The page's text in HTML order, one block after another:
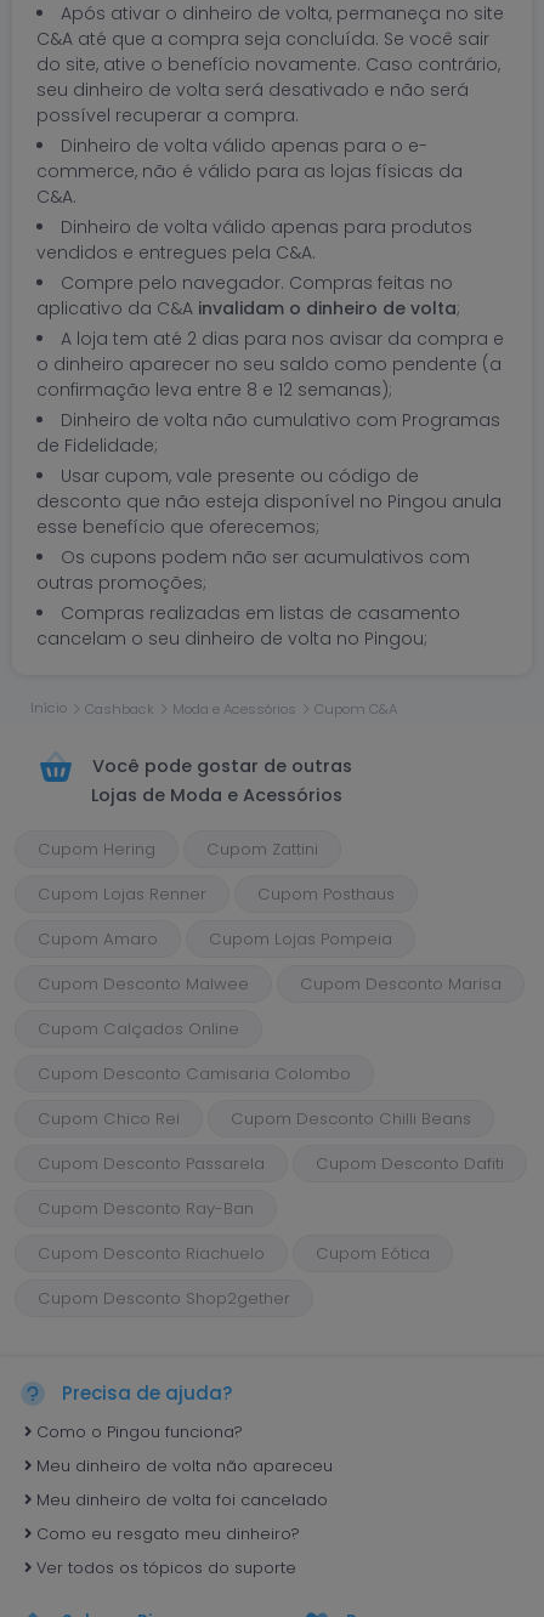
Início Cashback Moda e Acessórios Cupom C&A
Após ativar o dinheiro de volta, permaneça no site
C&A até que a compra seja concluída. Se você sair
do site, ative o benefício novamente. Caso contrário,
seu dinheiro de volta será desativado e não será
possível recuperar a compra.
Dinheiro de volta válido apenas para o e-
commerce, não é válido para as lojas físicas da
C&A.
Dinheiro de volta válido apenas para produtos
vendidos e entregues pela C&A.
Compre pelo navegador. Compras feitas no
aplicativo da C&A invalidam o dinheiro de volta;
A loja tem até 2 dias para nos avisar da compra e
o dinheiro aparecer no seu saldo como pendente (a
confirmação leva entre 8 e 12 semanas);
Dinheiro de volta não cumulativo com Programas
de Fidelidade;
Usar cupom, vale presente ou código de
desconto que não esteja disponível no Pingou anula
esse benefício que oferecemos;
Os cupons podem não ser acumulativos com
outras promoções;
Compras realizadas em listas de casamento
cancelam o seu dinheiro de volta no Pingou;
Você pode gostar de outras
Lojas de Moda e Acessórios
Cupom Hering
Cupom Zattini
Cupom Lojas Renner
Cupom Posthaus
Cupom Amaro
Cupom Lojas Pompeia
Cupom Desconto Malwee
Cupom Desconto Marisa
Cupom Calçados Online
Cupom Desconto Camisaria Colombo
Cupom Chico Rei
Cupom Desconto Chilli Beans
Cupom Desconto Passarela
Cupom Desconto Dafiti
Cupom Desconto Ray-Ban
Cupom Desconto Riachuelo
Cupom Eótica
Cupom Desconto Shop2gether
Precisa de ajuda?
Como o Pingou funciona?
Meu dinheiro de volta não apareceu
Meu dinheiro de volta foi cancelado
Como eu resgato meu dinheiro?
Ver todos os tópicos do suporte